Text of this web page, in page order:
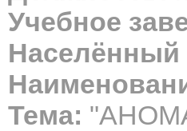
Учебное
Населённый
Тема: